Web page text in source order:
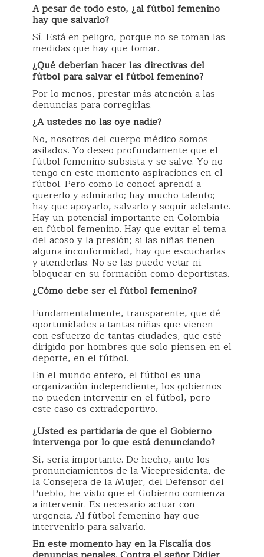
A pesar de todo esto, ¿al fútbol femenino
hay que salvarlo?
Sí. Está en peligro, porque no se toman las
medidas que hay que tomar.
¿Qué deberían hacer las directivas del
fútbol para salvar el fútbol femenino?
Por lo menos, prestar más atención a las
denuncias para corregirlas.
¿A ustedes no las oye nadie?
No, nosotros del cuerpo médico somos
asilados. Yo deseo profundamente que el
fútbol femenino subsista y se salve. Yo no
tengo en este momento aspiraciones en el
fútbol. Pero como lo conocí aprendí a
quererlo y admirarlo; hay mucho talento;
hay que apoyarlo, salvarlo y seguir adelante.
Hay un potencial importante en Colombia
en fútbol femenino. Hay que evitar el tema
del acoso y la presión; si las niñas tienen
alguna inconformidad, hay que escucharlas
y atenderlas. No se las puede vetar ni
bloquear en su formación como deportistas.
¿Cómo debe ser el fútbol femenino?
Fundamentalmente, transparente, que dé
oportunidades a tantas niñas que vienen
con esfuerzo de tantas ciudades, que esté
dirigido por hombres que solo piensen en el
deporte, en el fútbol.
En el mundo entero, el fútbol es una
organización independiente, los gobiernos
no pueden intervenir en el fútbol, pero
este caso es extradeportivo.
¿Usted es partidaria de que el Gobierno
intervenga por lo que está denunciando?
Sí, sería importante. De hecho, ante los
pronunciamientos de la Vicepresidenta, de
la Consejera de la Mujer, del Defensor del
Pueblo, he visto que el Gobierno comienza
a intervenir. Es necesario actuar con
urgencia. Al fútbol femenino hay que
intervenirlo para salvarlo.
En este momento hay en la Fiscalía dos